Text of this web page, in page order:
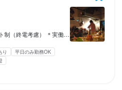
（2〜3時間）・時間応相談 ＊徒歩・自転車通勤の方は大歓迎！
り
平日のみ勤務OK
待遇）
制度
ワイン勉強会・社内食材勉強会あ
・納会・新年会など）
・納会・新年会など）
どの補助制度あり、マニュアルは
備 制服貸与 研修制度あり
トあり(旅行、BBQ等)
・納会・新年会など）
どの補助制度あり、マニュアルは
備 制服貸与 研修制度あり
トあり(旅行、BBQ等)
・納会・新年会など）
どの補助制度あり、マニュアルは
備 制服貸与 研修制度あり
トあり(旅行、BBQ等)
どの補助制度あり、マニュアルは
備 制服貸与 研修制度あり
海外研修あり
車通勤OK バイク通勤OK
どの補助制度あり、マニュアルは
備 制服貸与 研修制度あり
トあり(旅行、BBQ等)
車通勤OK
面談）
のみ勤務OK(土日休み)
土日祝のみ勤務OK
年末年始休暇あり
土日祝のみ勤務OK
夏季休暇あり
年末年始休暇あり